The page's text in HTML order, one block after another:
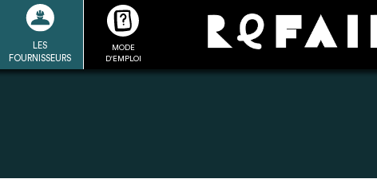
LES
FOURNISSEURS
MODE
D'EMPLOI
LA BASE
DU RÉEMPLOI